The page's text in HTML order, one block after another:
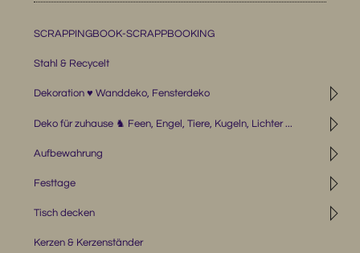
SCRAPPINGBOOK-SCRAPPBOOKING
Stahl & Recycelt
◹
Dekoration ♥ Wanddeko, Fensterdeko
◹
Deko für zuhause ♞ Feen, Engel, Tiere, Kugeln, Lichter ...
◹
Aufbewahrung
◹
Festtage
◹
Tisch decken
Kerzen & Kerzenständer